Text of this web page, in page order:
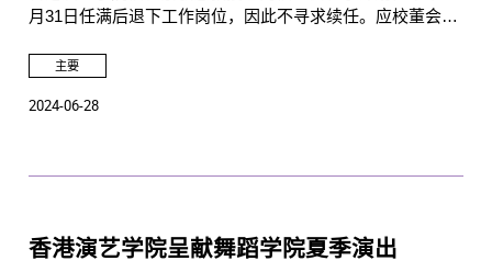
月31日任满后退下工作岗位，因此不寻求续任。应校董会的
接工作。
香港演艺学院校董会尊重蔡教授的决定，并感谢蔡教授过去
校董会将成立小组开展全球招聘下一任校长的工作。
主要
2024-06-28
香港演艺学院呈献舞蹈学院夏季演出